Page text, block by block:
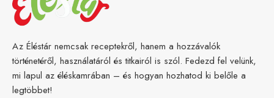
Az Éléstár nemcsak receptekről, hanem a hozzávalók
történetéről, használatáról és titkairól is szól. Fedezd fel velünk,
mi lapul az éléskamrában – és hogyan hozhatod ki belőle a
legtöbbet!